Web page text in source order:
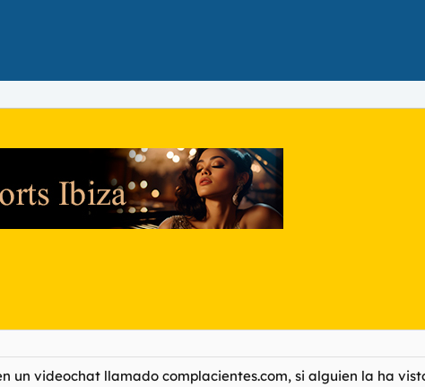
un videochat llamado complacientes.com, si alguien la ha